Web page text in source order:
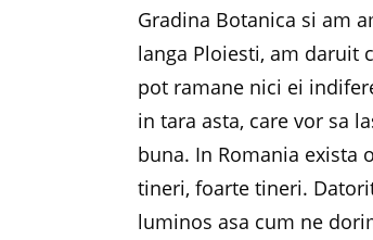
Gradina Botanica si am
langa Ploiesti, am daruit
pot ramane nici ei
in tara asta, care vor sa
buna. In Romania
tineri, foarte tineri.
luminos asa cum ne